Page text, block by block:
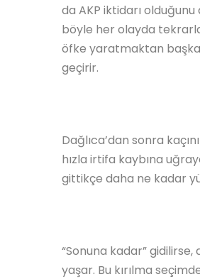
da AKP iktidarı
böyle her olayda
öfke yaratmaktan
geçirir.
Dağlıca’dan sonra
hızla irtifa kaybına
gittikçe daha ne kadar
“Sonuna kadar”
yaşar. Bu kırılma